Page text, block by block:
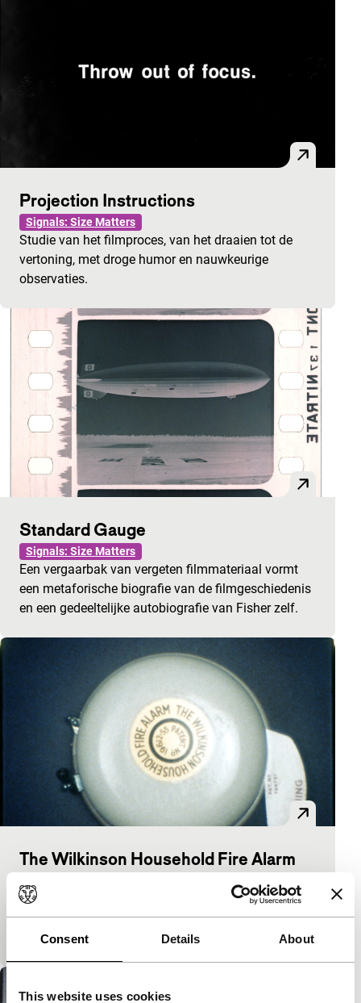
Consent Details About
This website uses cookies
Projection Instructions
Signals: Size Matters
Studie van het filmproces, van het draaien tot de
vertoning, met droge humor en nauwkeurige
observaties.
Standard Gauge
Signals: Size Matters
Een vergaarbak van vergeten filmmateriaal vormt
een metaforische biografie van de filmgeschiedenis
en een gedeeltelijke autobiografie van Fisher zelf.
The Wilkinson Household Fire Alarm
Knipooghommage aan Marcel Duchamp die zich
duidelijk meer richt op conceptualisme dan op de
studiofilm. What you see is what you hear.